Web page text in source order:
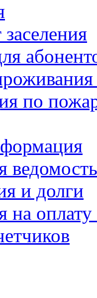
по
ведомость
и долги
на